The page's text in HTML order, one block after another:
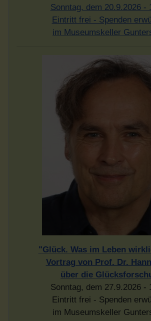
Sonntag, dem 20.9.2026 -
Eintritt frei - Spenden
im Museumskeller
"Glück. Was im Leben
Vortrag von Prof. Dr.
über die
Sonntag, dem 27.9.2026 -
Eintritt frei - Spenden
im Museumskeller